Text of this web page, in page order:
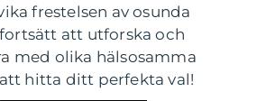
frestelsen av osunda
att utforska och
med olika hälsosamma
hitta ditt perfekta val!